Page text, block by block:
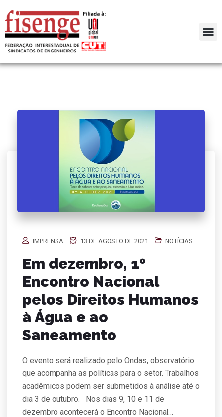
IMPRENSA 13 DE AGOSTO DE 2021 NOTÍCIAS
Em dezembro, 1º
Encontro Nacional
pelos Direitos Humanos
à Água e ao
Saneamento
O evento será realizado pelo Ondas, observatório
que acompanha as políticas para o setor. Trabalhos
acadêmicos podem ser submetidos à análise até o
dia 3 de outubro. Nos dias 9, 10 e 11 de
dezembro acontecerá o Encontro Nacional…